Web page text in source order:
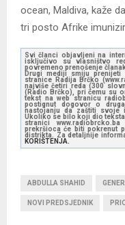
ocean, Maldiva, kaže
tri posto Afrike
Svi članci objavljeni na
isključivo su vlasništvo
povremeno prenošenje
Drugi mediji smiju
stranice Radija Brčko
najviše četiri reda (300
(Radio Brčko), pri čemu su
tekst na web stranicu
postignut dogovor o
nastojanju da zaštiti svoje
Ukoliko se bilo koji dio
stranici
prekršioca će biti pokrenut
distrikta. Za detaljnije
KORIŠTENJA.
ABDULLA SHAHID
NOVI PREDSJEDNIK